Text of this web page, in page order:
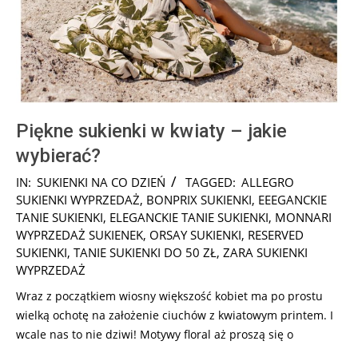
Piękne sukienki w kwiaty – jakie
wybierać?
2025-
07-
24
IN: SUKIENKI NA CO DZIEŃ TAGGED: ALLEGRO
SUKIENKI WYPRZEDAŻ, BONPRIX SUKIENKI, EEEGANCKIE
TANIE SUKIENKI, ELEGANCKIE TANIE SUKIENKI, MONNARI
WYPRZEDAŻ SUKIENEK, ORSAY SUKIENKI, RESERVED
SUKIENKI, TANIE SUKIENKI DO 50 ZŁ, ZARA SUKIENKI
WYPRZEDAŻ
Wraz z początkiem wiosny większość kobiet ma po prostu
wielką ochotę na założenie ciuchów z kwiatowym printem. I
wcale nas to nie dziwi! Motywy floral aż proszą się o